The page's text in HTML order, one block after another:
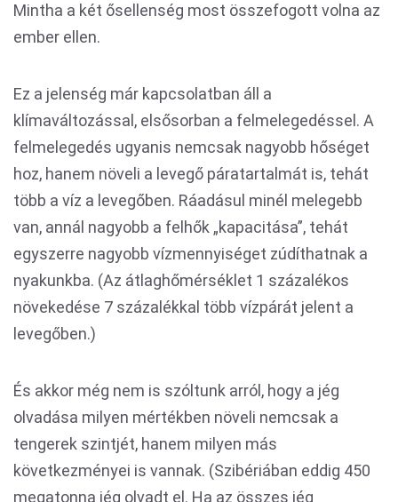
Mintha a két ősellenség most összefogott volna az
ember ellen.
Ez a jelenség már kapcsolatban áll a
klímaváltozással, elsősorban a felmelegedéssel. A
felmelegedés ugyanis nemcsak nagyobb hőséget
hoz, hanem növeli a levegő páratartalmát is, tehát
több a víz a levegőben. Ráadásul minél melegebb
van, annál nagyobb a felhők „kapacitása”, tehát
egyszerre nagyobb vízmennyiséget zúdíthatnak a
nyakunkba. (Az átlaghőmérséklet 1 százalékos
növekedése 7 százalékkal több vízpárát jelent a
levegőben.)
És akkor még nem is szóltunk arról, hogy a jég
olvadása milyen mértékben növeli nemcsak a
tengerek szintjét, hanem milyen más
következményei is vannak. (Szibériában eddig 450
megatonna jég olvadt el. Ha az összes jég